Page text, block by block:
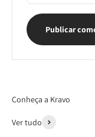
Publicar
Conheça a Kravo
Ver tudo